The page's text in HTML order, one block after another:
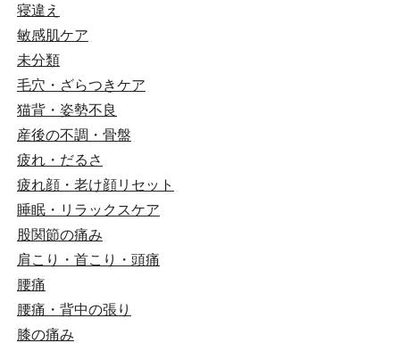
寝違え
敏感肌ケア
未分類
毛穴・ざらつきケア
猫背・姿勢不良
産後の不調・骨盤
疲れ・だるさ
疲れ顔・老け顔リセット
睡眠・リラックスケア
股関節の痛み
肩こり・首こり・頭痛
腰痛
腰痛・背中の張り
膝の痛み